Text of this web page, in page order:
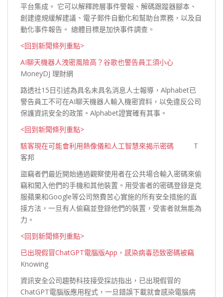
平台集成。 它可以解釋跨層事件警報、解碼跟蹤器腳本、
創建違規緩解建議、電子郵件自動化和幫助台票務，以及自
動化事件報告。 總體目標是加快事件調查。
<回到新聞條列重點>
AI聊天機器人洩密風險高？谷歌也警告員工須小心
MoneyDJ 理財網
路透社15日引述為具名未具名消息人士報導，Alphabet已
警告員工不可在AI聊天機器人輸入機密資料，以免違反公司
保護資訊安全的政策。Alphabet證實確有其事。
<回到新聞條列重點>
駭客現在可能會利用熱像儀和人工智慧來揭示密碼 T
客邦
盜竊者們最近開始通過觀察使用者在公共場合輸入密碼來偷
竊和闖入他們的手機和其他裝置。用受害者的密碼登錄是克
服蘋果和Google等公司煞費苦心實施的所有安全措施的直
接方法，一旦有人偷竊並登錄他們的裝置，受害者就無能為
力。
<回到新聞條列重點>
已出現假冒ChatGPT電腦版App，感染病毒恐致密碼被竊
Knowing
資訊安全公司趨勢科技接受採訪指出，已出現假冒的
ChatGPT電腦版應用程式，一旦錯誤下載就會感染電腦病